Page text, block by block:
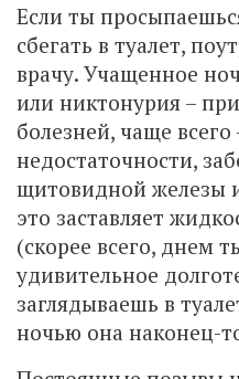
Если ты
сбегать в туалет,
врачу. Учащенное
или никтонурия –
болезней, чаще
недостаточности,
щитовидной железы
это заставляет
(скорее всего, днем
удивительное
заглядываешь в
ночью она наконец-